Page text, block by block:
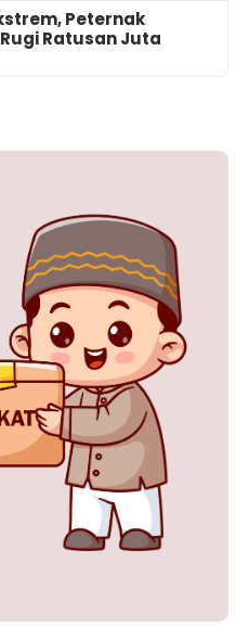
Peternak
Ratusan Juta